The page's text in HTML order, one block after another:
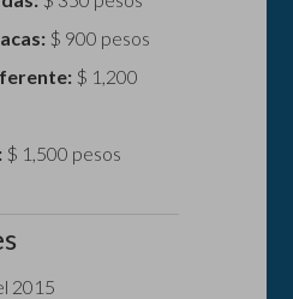
$ 900 pesos
$ 1,200
$ 1,500 pesos
2015